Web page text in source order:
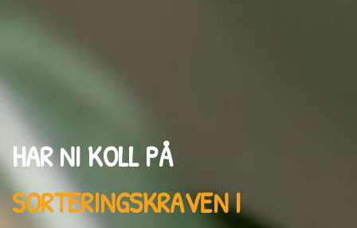
HAR NI KOLL PÅ
SORTERINGSKRAVENI